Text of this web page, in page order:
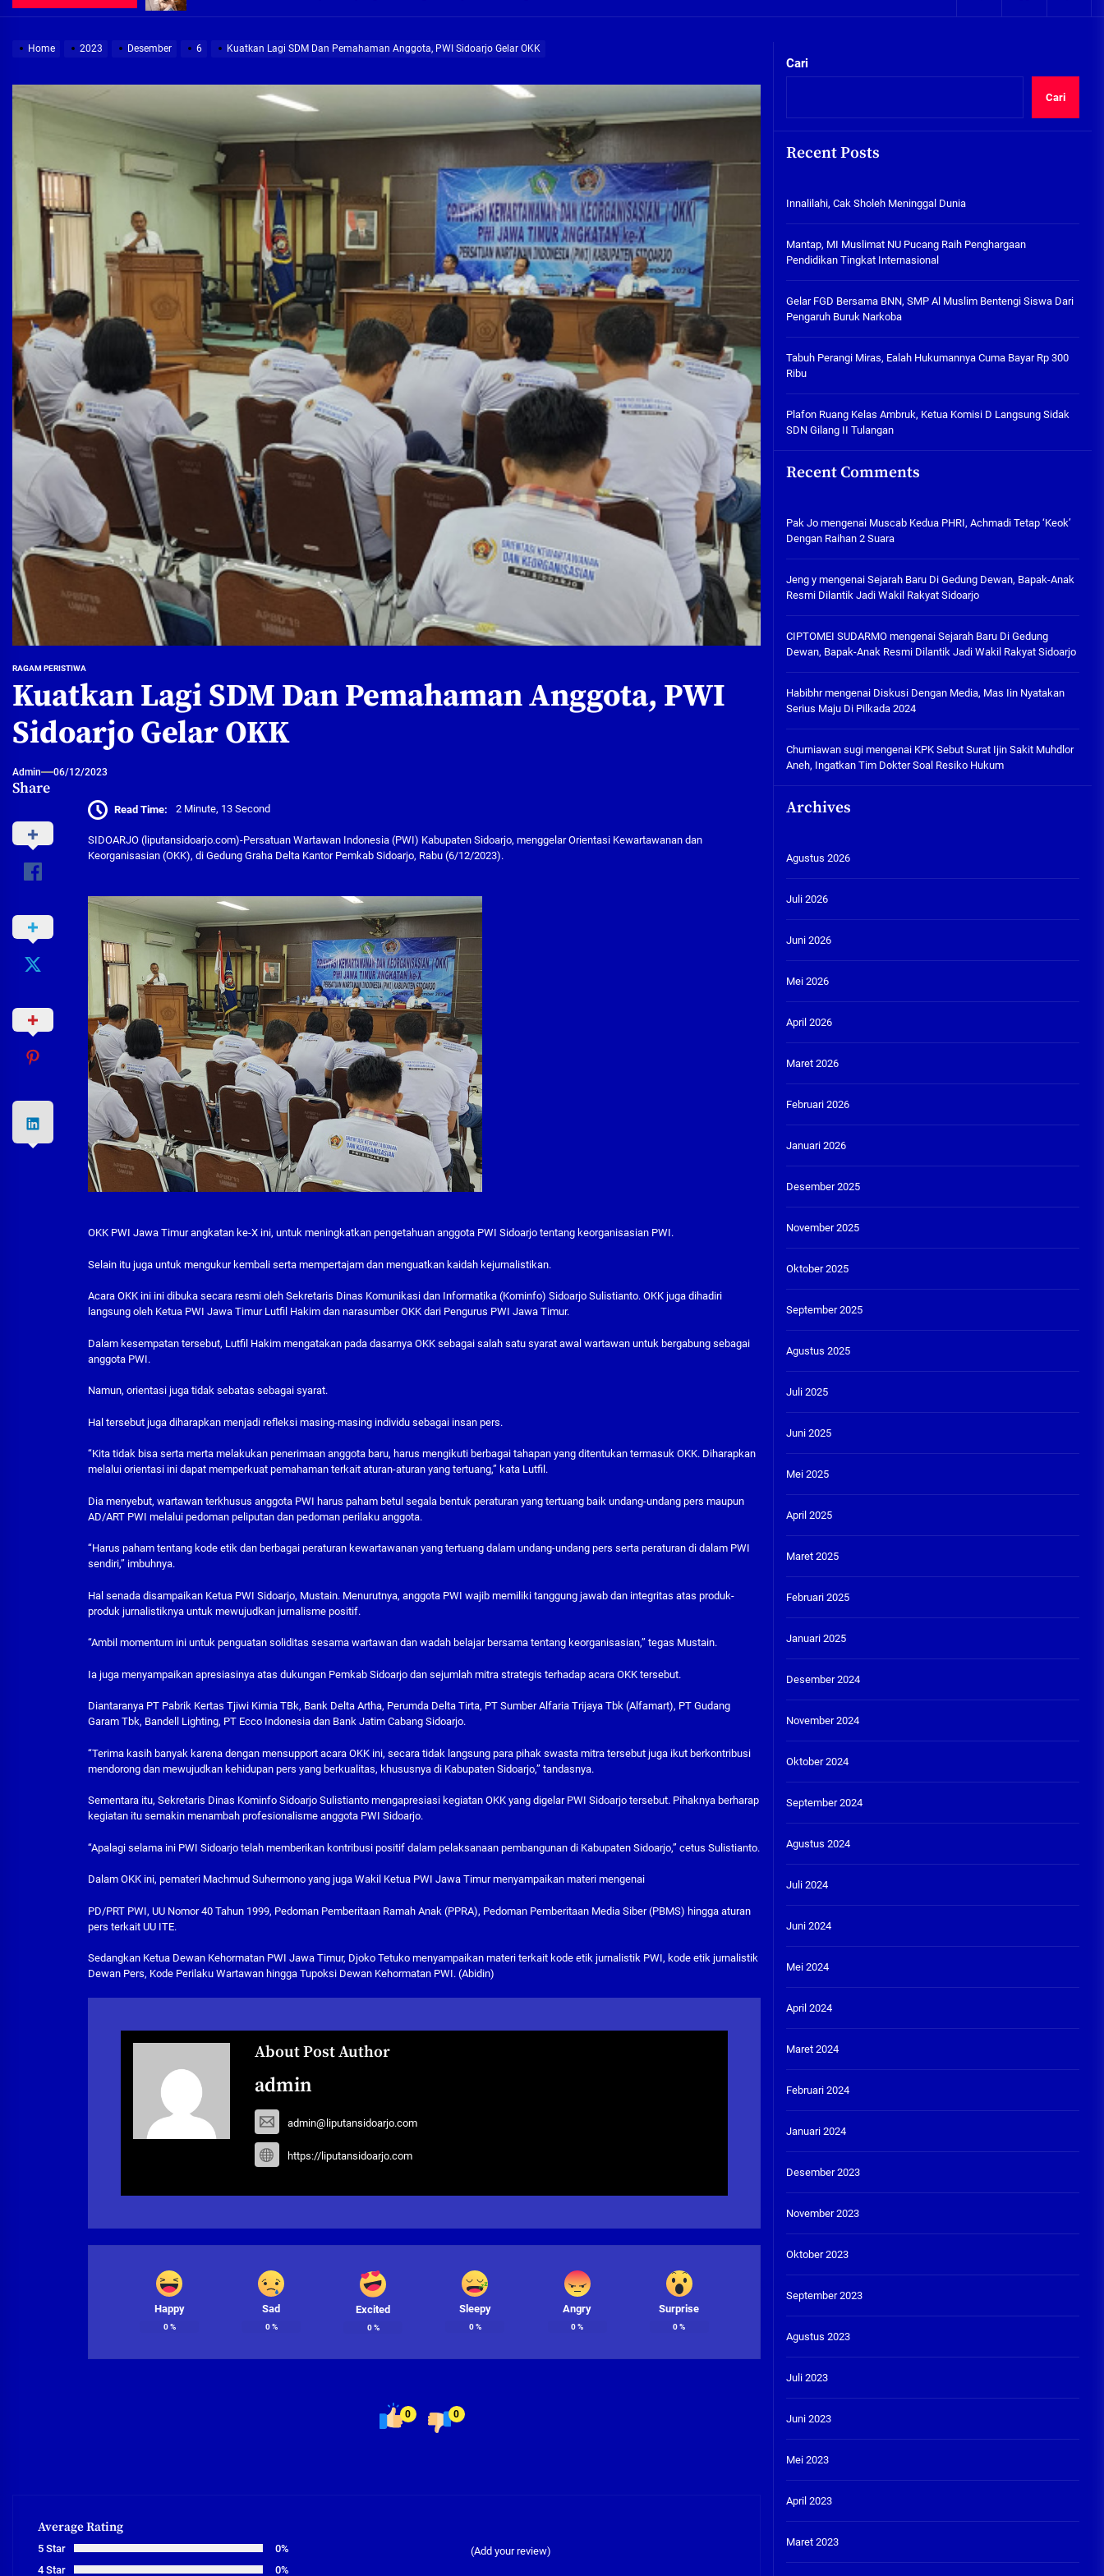
SDN Gilang II Tulangan
Mantap, MI Muslimat NU
Pucang Raih Penghargaan
Pendidikan Tingkat
Internasional
06/08/2026
Gelar FGD Bersama BNN, SMP Al
Muslim Bentengi Siswa Dari
05/08/2026
Hukumannya Cuma Bayar Rp
300 Ribu
Plafon Ruang Kelas Ambruk,
Ketua Komisi D Langsung Sidak
05/08/2026
Peduli Warga Miskin, Bupati Sidoarjo Masif Jalankan Program Rehab RTLH
Pembebasan Lahan Hampir Rampung, Pembangunan Fly over Gedangan Semakin Dekat
Terima aduan warga, Komisi A cari solusi masalah warga Seketi dan Urangagung
Demi Jajaran Direksi Delta Tirta Yang Profesional Dan Kapabel, Komisi B Dua Kali Panggil Pansel Dan Minta Ada Pakta Integritas
Home 2023 Desember 6 Kuatkan Lagi SDM Dan Pemahaman Anggota, PWI Sidoarjo Gelar OKK
RAGAM PERISTIWA
Kuatkan Lagi SDM Dan Pemahaman Anggota, PWI
Sidoarjo Gelar OKK
Admin 06/12/2023
Share
Read Time: 2 Minute, 13 Second
SIDOARJO (liputansidoarjo.com)-Persatuan Wartawan Indonesia (PWI) Kabupaten Sidoarjo, menggelar Orientasi Kewartawanan dan
Keorganisasian (OKK), di Gedung Graha Delta Kantor Pemkab Sidoarjo, Rabu (6/12/2023).
OKK PWI Jawa Timur angkatan ke-X ini, untuk meningkatkan pengetahuan anggota PWI Sidoarjo tentang keorganisasian PWI.
Selain itu juga untuk mengukur kembali serta mempertajam dan menguatkan kaidah kejurnalistikan.
Acara OKK ini ini dibuka secara resmi oleh Sekretaris Dinas Komunikasi dan Informatika (Kominfo) Sidoarjo Sulistianto. OKK juga dihadiri
langsung oleh Ketua PWI Jawa Timur Lutfil Hakim dan narasumber OKK dari Pengurus PWI Jawa Timur.
Dalam kesempatan tersebut, Lutfil Hakim mengatakan pada dasarnya OKK sebagai salah satu syarat awal wartawan untuk bergabung sebagai
anggota PWI.
Namun, orientasi juga tidak sebatas sebagai syarat.
Hal tersebut juga diharapkan menjadi refleksi masing-masing individu sebagai insan pers.
“Kita tidak bisa serta merta melakukan penerimaan anggota baru, harus mengikuti berbagai tahapan yang ditentukan termasuk OKK. Diharapkan
melalui orientasi ini dapat memperkuat pemahaman terkait aturan-aturan yang tertuang,” kata Lutfil.
Dia menyebut, wartawan terkhusus anggota PWI harus paham betul segala bentuk peraturan yang tertuang baik undang-undang pers maupun
AD/ART PWI melalui pedoman peliputan dan pedoman perilaku anggota.
“Harus paham tentang kode etik dan berbagai peraturan kewartawanan yang tertuang dalam undang-undang pers serta peraturan di dalam PWI
sendiri,” imbuhnya.
Hal senada disampaikan Ketua PWI Sidoarjo, Mustain. Menurutnya, anggota PWI wajib memiliki tanggung jawab dan integritas atas produk-
produk jurnalistiknya untuk mewujudkan jurnalisme positif.
“Ambil momentum ini untuk penguatan soliditas sesama wartawan dan wadah belajar bersama tentang keorganisasian,” tegas Mustain.
Ia juga menyampaikan apresiasinya atas dukungan Pemkab Sidoarjo dan sejumlah mitra strategis terhadap acara OKK tersebut.
Diantaranya PT Pabrik Kertas Tjiwi Kimia TBk, Bank Delta Artha, Perumda Delta Tirta, PT Sumber Alfaria Trijaya Tbk (Alfamart), PT Gudang
Garam Tbk, Bandell Lighting, PT Ecco Indonesia dan Bank Jatim Cabang Sidoarjo.
“Terima kasih banyak karena dengan mensupport acara OKK ini, secara tidak langsung para pihak swasta mitra tersebut juga ikut berkontribusi
mendorong dan mewujudkan kehidupan pers yang berkualitas, khususnya di Kabupaten Sidoarjo,” tandasnya.
Sementara itu, Sekretaris Dinas Kominfo Sidoarjo Sulistianto mengapresiasi kegiatan OKK yang digelar PWI Sidoarjo tersebut. Pihaknya berharap
kegiatan itu semakin menambah profesionalisme anggota PWI Sidoarjo.
“Apalagi selama ini PWI Sidoarjo telah memberikan kontribusi positif dalam pelaksanaan pembangunan di Kabupaten Sidoarjo,” cetus Sulistianto.
Dalam OKK ini, pemateri Machmud Suhermono yang juga Wakil Ketua PWI Jawa Timur menyampaikan materi mengenai
PD/PRT PWI, UU Nomor 40 Tahun 1999, Pedoman Pemberitaan Ramah Anak (PPRA), Pedoman Pemberitaan Media Siber (PBMS) hingga aturan
pers terkait UU ITE.
Sedangkan Ketua Dewan Kehormatan PWI Jawa Timur, Djoko Tetuko menyampaikan materi terkait kode etik jurnalistik PWI, kode etik jurnalistik
Dewan Pers, Kode Perilaku Wartawan hingga Tupoksi Dewan Kehormatan PWI. (Abidin)
About Post Author
admin
admin@liputansidoarjo.com
https://liputansidoarjo.com
Happy
0%
Sad
0%
Excited
0%
Sleepy
0%
Angry
0%
Surprise
0%
0 0
Average Rating
5 Star
0%
4 Star
0%
(Add your review)
Cari
Cari
Recent Posts
Innalilahi, Cak Sholeh Meninggal Dunia
Mantap, MI Muslimat NU Pucang Raih Penghargaan
Pendidikan Tingkat Internasional
Gelar FGD Bersama BNN, SMP Al Muslim Bentengi Siswa Dari
Pengaruh Buruk Narkoba
Tabuh Perangi Miras, Ealah Hukumannya Cuma Bayar Rp 300
Ribu
Plafon Ruang Kelas Ambruk, Ketua Komisi D Langsung Sidak
SDN Gilang II Tulangan
Recent Comments
Pak Jomengenai Muscab Kedua PHRI, Achmadi Tetap ‘Keok’
Dengan Raihan 2 Suara
Jeng ymengenai Sejarah Baru Di Gedung Dewan, Bapak-Anak
Resmi Dilantik Jadi Wakil Rakyat Sidoarjo
CIPTOMEI SUDARMOmengenai Sejarah Baru Di Gedung
Dewan, Bapak-Anak Resmi Dilantik Jadi Wakil Rakyat Sidoarjo
Habibhrmengenai Diskusi Dengan Media, Mas Iin Nyatakan
Serius Maju Di Pilkada 2024
Churniawan sugimengenai KPK Sebut Surat Ijin Sakit Muhdlor
Aneh, Ingatkan Tim Dokter Soal Resiko Hukum
Archives
Agustus 2026
Juli 2026
Juni 2026
Mei 2026
April 2026
Maret 2026
Februari 2026
Januari 2026
Desember 2025
November 2025
Oktober 2025
September 2025
Agustus 2025
Juli 2025
Juni 2025
Mei 2025
April 2025
Maret 2025
Februari 2025
Januari 2025
Desember 2024
November 2024
Oktober 2024
September 2024
Agustus 2024
Juli 2024
Juni 2024
Mei 2024
April 2024
Maret 2024
Februari 2024
Januari 2024
Desember 2023
November 2023
Oktober 2023
September 2023
Agustus 2023
Juli 2023
Juni 2023
Mei 2023
April 2023
Maret 2023